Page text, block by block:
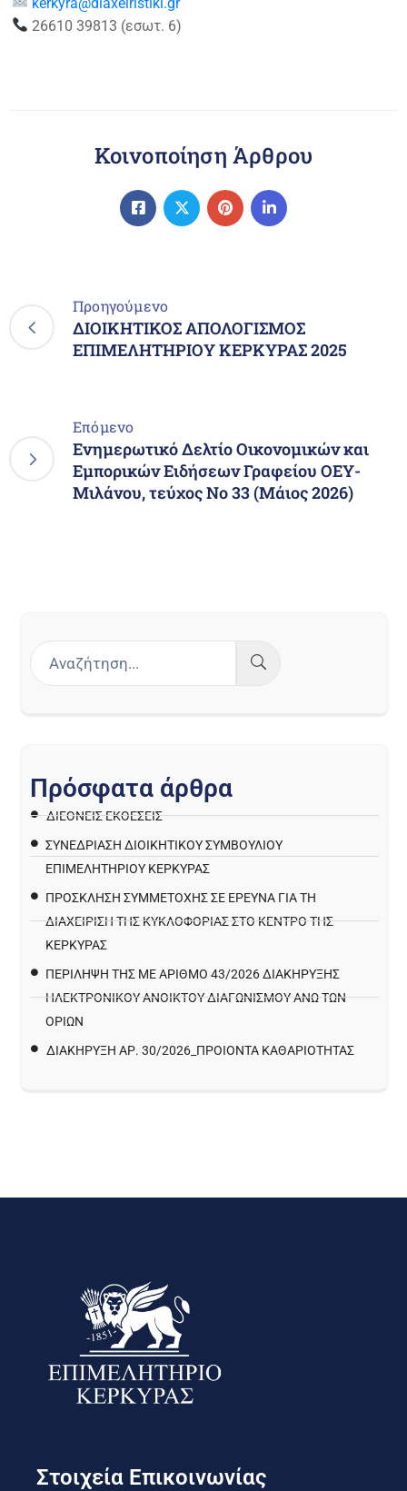
26610 39813 (εσωτ. 6)
Κοινοποίηση Άρθρου
Προηγούμενο
ΔΙΟΙΚΗΤΙΚΟΣ ΑΠΟΛΟΓΙΣΜΟΣ
ΕΠΙΜΕΛΗΤΗΡΙΟΥ ΚΕΡΚΥΡΑΣ 2025
Επόμενο
Ενημερωτικό Δελτίο Οικονομικών και
Εμπορικών Ειδήσεων Γραφείου ΟΕΥ-
Μιλάνου, τεύχος Νο 33 (Μάιος 2026)
Πρόσφατα άρθρα
ΔΙΕΘΝΕΙΣ ΕΚΘΕΣΕΙΣ
ΣΥΝΕΔΡΙΑΣΗ ΔΙΟΙΚΗΤΙΚΟΥ ΣΥΜΒΟΥΛΙΟΥ
ΕΠΙΜΕΛΗΤΗΡΙΟΥ ΚΕΡΚΥΡΑΣ
ΠΡΌΣΚΛΗΣΗ ΣΥΜΜΕΤΟΧΉΣ ΣΕ ΈΡΕΥΝΑ ΓΙΑ ΤΗ
ΔΙΑΧΕΊΡΙΣΗ ΤΗΣ ΚΥΚΛΟΦΟΡΊΑΣ ΣΤΟ ΚΈΝΤΡΟ ΤΗΣ
ΚΈΡΚΥΡΑΣ
ΠΕΡΙΛΗΨΗ ΤΗΣ ΜΕ ΑΡΙΘΜΟ 43/2026 ΔΙΑΚΗΡΥΞΗΣ
ΗΛΕΚΤΡΟΝΙΚΟΥ ΑΝΟΙΚΤΟΥ ΔΙΑΓΩΝΙΣΜΟΥ ΑΝΩ ΤΩΝ
ΟΡΙΩΝ
ΔΙΑΚΉΡΥΞΗ ΑΡ. 30/2026_ΠΡΟΙΌΝΤΑ ΚΑΘΑΡΙΌΤΗΤΑΣ
Στοιχεία Επικοινωνίας